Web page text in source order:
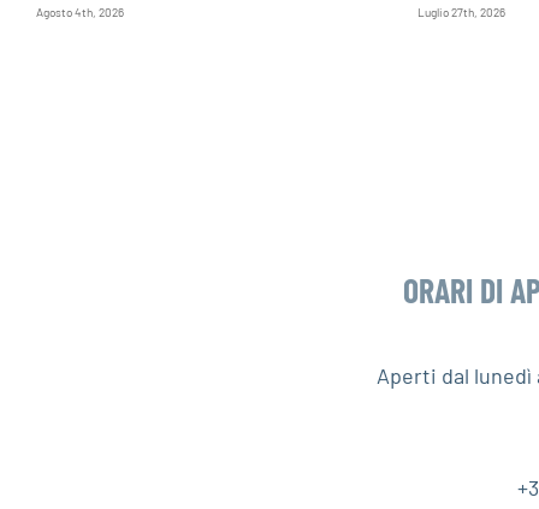
Agosto 4th, 2026 Luglio 27th, 2026
ORARI DI
Aperti dal